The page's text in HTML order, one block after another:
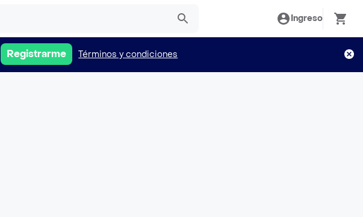
Ingreso
Registrarme Términos y condiciones